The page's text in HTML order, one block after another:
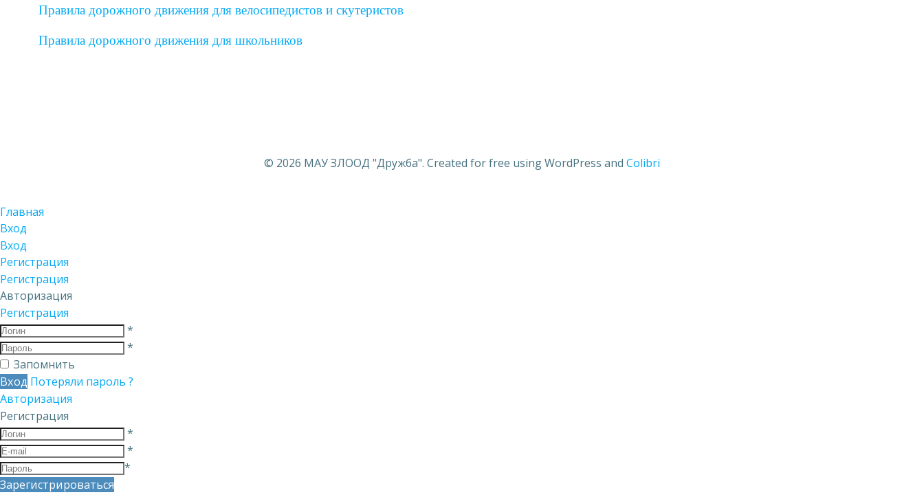
Правила дорожного движения для велосипедистов и скутеристов
Правила дорожного движения для школьников
© 2026 МАУ ЗЛООД "Дружба". Created for free using WordPress and Colibri
Главная
Вход
Вход
Регистрация
Регистрация
Авторизация
Регистрация
*
*
Запомнить
Вход Потеряли пароль ?
Авторизация
Регистрация
*
*
*
Зарегистрироваться